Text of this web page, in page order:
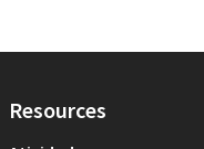
Resources